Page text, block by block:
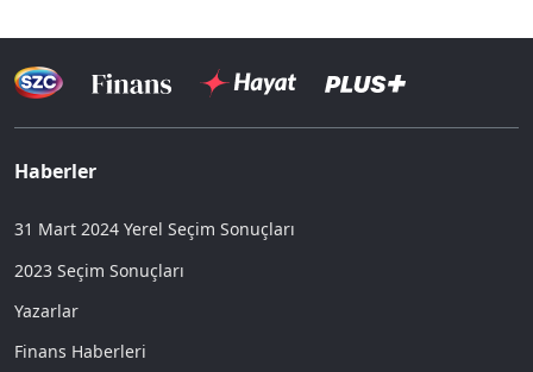
Haberler
31 Mart 2024 Yerel Seçim Sonuçları
2023 Seçim Sonuçları
Yazarlar
Finans Haberleri